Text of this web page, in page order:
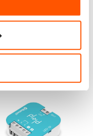
LÄGG I VARUKORG